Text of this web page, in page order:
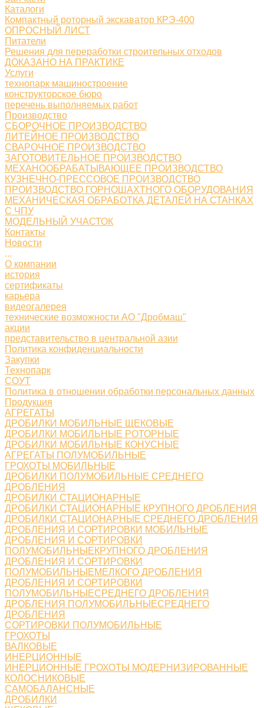
Каталоги
Компактный роторный экскаватор КРЭ-400
ОПРОСНЫЙ ЛИСТ
Питатели
Решения для переработки строительных отходов
ДОКАЗАНО НА ПРАКТИКЕ
Услуги
технопарк машиностроение
конструкторское бюро
перечень выполняемых работ
Производство
СБОРОЧНОЕ ПРОИЗВОДСТВО
ЛИТЕЙНОЕ ПРОИЗВОДСТВО
СВАРОЧНОЕ ПРОИЗВОДСТВО
ЗАГОТОВИТЕЛЬНОЕ ПРОИЗВОДСТВО
МЕХАНООБРАБАТЫВАЮЩЕЕ ПРОИЗВОДСТВО
КУЗНЕЧНО-ПРЕССОВОЕ ПРОИЗВОДСТВО
ПРОИЗВОДСТВО ГОРНОШАХТНОГО ОБОРУДОВАНИЯ
МЕХАНИЧЕСКАЯ ОБРАБОТКА ДЕТАЛЕЙ НА СТАНКАХ
С ЧПУ
МОДЕЛЬНЫЙ УЧАСТОК
Контакты
Новости
...
О компании
история
сертификаты
карьера
видеогалерея
технические возможности АО "Дробмаш"
акции
представительство в центральной азии
Политика конфиденциальности
Закупки
Технопарк
СОУТ
Политика в отношении обработки персональных данных
Продукция
АГРЕГАТЫ
ДРОБИЛКИ МОБИЛЬНЫЕ ЩЕКОВЫЕ
ДРОБИЛКИ МОБИЛЬНЫЕ РОТОРНЫЕ
ДРОБИЛКИ МОБИЛЬНЫЕ КОНУСНЫЕ
АГРЕГАТЫ ПОЛУМОБИЛЬНЫЕ
ГРОХОТЫ МОБИЛЬНЫЕ
ДРОБИЛКИ ПОЛУМОБИЛЬНЫЕ СРЕДНЕГО
ДРОБЛЕНИЯ
ДРОБИЛКИ СТАЦИОНАРНЫЕ
ДРОБИЛКИ СТАЦИОНАРНЫЕ КРУПНОГО ДРОБЛЕНИЯ
ДРОБИЛКИ СТАЦИОНАРНЫЕ СРЕДНЕГО ДРОБЛЕНИЯ
ДРОБЛЕНИЯ И СОРТИРОВКИ МОБИЛЬНЫЕ
ДРОБЛЕНИЯ И СОРТИРОВКИ
ПОЛУМОБИЛЬНЫЕКРУПНОГО ДРОБЛЕНИЯ
ДРОБЛЕНИЯ И СОРТИРОВКИ
ПОЛУМОБИЛЬНЫЕМЕЛКОГО ДРОБЛЕНИЯ
ДРОБЛЕНИЯ И СОРТИРОВКИ
ПОЛУМОБИЛЬНЫЕСРЕДНЕГО ДРОБЛЕНИЯ
ДРОБЛЕНИЯ ПОЛУМОБИЛЬНЫЕСРЕДНЕГО
ДРОБЛЕНИЯ
СОРТИРОВКИ ПОЛУМОБИЛЬНЫЕ
ГРОХОТЫ
ВАЛКОВЫЕ
ИНЕРЦИОННЫЕ
ИНЕРЦИОННЫЕ ГРОХОТЫ МОДЕРНИЗИРОВАННЫЕ
КОЛОСНИКОВЫЕ
САМОБАЛАНСНЫЕ
ДРОБИЛКИ